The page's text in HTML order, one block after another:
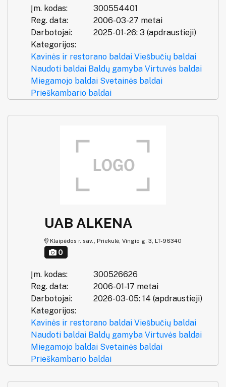
Įm. kodas:
300554401
Reg. data:
2006-03-27 metai
Darbotojai:
2025-01-26: 3 (apdraustieji)
Kategorijos:
Kavinės ir restorano baldai Viešbučių baldai
Naudoti baldai Baldų gamyba Virtuvės baldai
Miegamojo baldai Svetainės baldai
Prieškambario baldai
UAB ALKENA
Klaipėdos r. sav., Priekulė, Vingio g. 3, LT-96340
0
Įm. kodas:
300526626
Reg. data:
2006-01-17 metai
Darbotojai:
2026-03-05: 14 (apdraustieji)
Kategorijos:
Kavinės ir restorano baldai Viešbučių baldai
Naudoti baldai Baldų gamyba Virtuvės baldai
Miegamojo baldai Svetainės baldai
Prieškambario baldai